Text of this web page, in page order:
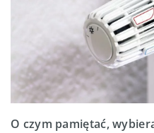
O czym pamiętać,